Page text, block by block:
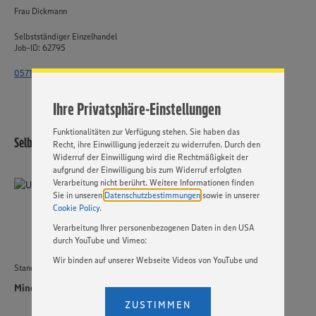
Ihre Privatsphäre-Einstellungen
ein bestmögliches Nutzungserlebnis unserer Website zu
Website zu personalisieren und Ihnen möglichst relevante
Cookies und anderer Technologien ist freiwillig und kann
„EINSTELLUNGEN ÄNDERN”. Bitte beachten Sie, dass auf
Basis Ihrer Einstellungen ggf. nicht mehr alle
Funktionalitäten zur Verfügung stehen. Sie haben das
Recht, ihre Einwilligung jederzeit zu widerrufen. Durch den
Widerruf der Einwilligung wird die Rechtmäßigkeit der
aufgrund der Einwilligung bis zum Widerruf erfolgten
Verarbeitung nicht berührt. Weitere Informationen finden
Sie in unseren Datenschutzbestimmungen sowie in unserer
Cookie Policy.
Verarbeitung Ihrer personenbezogenen Daten in den USA
durch YouTube und Vimeo:
Wir binden auf unserer Webseite Videos von YouTube und
Einstellungen bezüglich YouTube und Vimeo zu ändern,
ein, dass Ihre Daten (IP-Adresse, Zeitstempel, ggf.
ZUSTIMMEN
Frau Dickmann
Selbstständiger Einzelhandel
Job-ID: 62795
0571 - 802 1863
Selbstständiger Einzelhandel
Standort
Minden